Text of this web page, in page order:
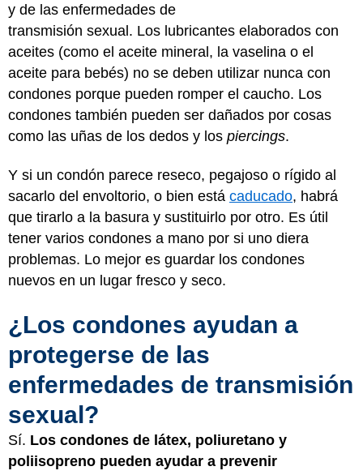
y de las enfermedades de
transmisión sexual. Los lubricantes elaborados con
aceites (como el aceite mineral, la vaselina o el
aceite para bebés) no se deben utilizar nunca con
condones porque pueden romper el caucho. Los
condones también pueden ser dañados por cosas
como las uñas de los dedos y los piercings.
Y si un condón parece reseco, pegajoso o rígido al
sacarlo del envoltorio, o bien está caducado, habrá
que tirarlo a la basura y sustituirlo por otro. Es útil
tener varios condones a mano por si uno diera
problemas. Lo mejor es guardar los condones
nuevos en un lugar fresco y seco.
¿Los condones ayudan a
protegerse de las
enfermedades de transmisión
sexual?
Sí. Los condones de látex, poliuretano y
poliisopreno pueden ayudar a prevenir